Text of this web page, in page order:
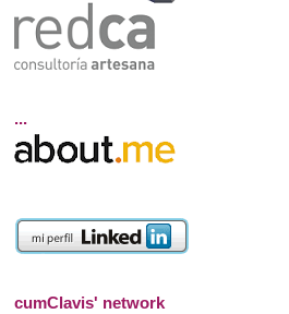
...
cumClavis' network